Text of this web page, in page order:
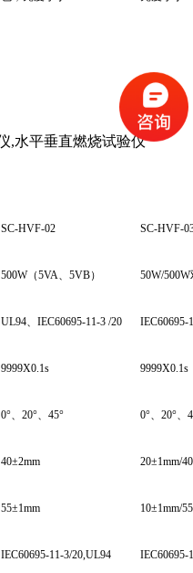
SC-HVF-02 SC-HVF-
500W（5VA、5VB） 50W/500W
UL94、IEC60695-11-3 /20 IEC60695-
9999X0.1s 9999X0.1s
0°、20°、45° 0°、20°、
40±2mm 20±1mm/
55±1mm 10±1mm/
IEC60695-11-3/20,UL94 IEC60695-